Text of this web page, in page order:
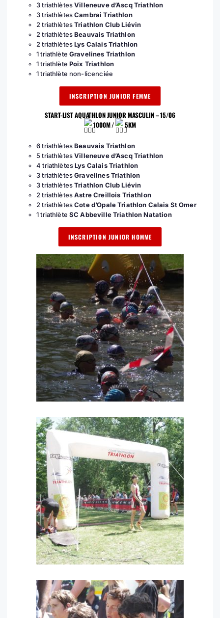
3 triathlètesVilleneuve d’Ascq Triathlon
3 triathlètesCambrai Triathlon
2 triathlètesTriathlon Club Liévin
2 triathlètesBeauvais Triathlon
2 triathlètesLys Calais Triathlon
1 triathlèteGravelines Triathlon
1 triathlètePoix Triathlon
1 triathlète non-licenciée
INSCRIPTION JUNIOR FEMME
START-LIST AQUATHLON JUNIOR MASCULIN – 15/06
1000M /
5KM
6 triathlètesBeauvais Triathlon
5 triathlètesVilleneuve d’Ascq Triathlon
4 triathlètesLys Calais Triathlon
3 triathlètesGravelines Triathlon
3 triathlètesTriathlon Club Liévin
2 triathlètesAstre Creillois Triathlon
2 triathlètesCote d’Opale Triathlon Calais St Omer
1 triathlèteSC Abbeville Triathlon Natation
INSCRIPTION JUNIOR HOMME